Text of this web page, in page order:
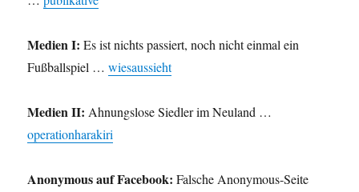
Medien I: Es ist nichts passiert, noch nicht einmal ein
Fußballspiel …wiesaussieht
Medien II: Ahnungslose Siedler im Neuland …
operationharakiri
Anonymous auf Facebook: Falsche Anonymous-Seite